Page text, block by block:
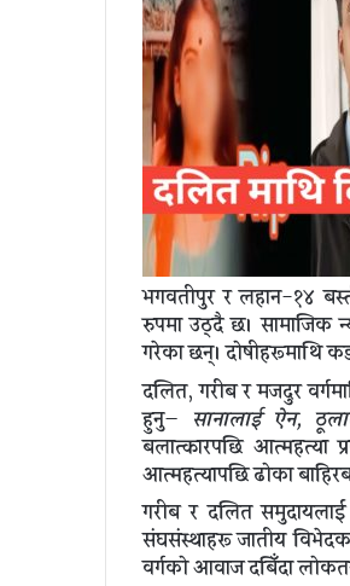
भगवतीपुर र लहान-१४
रुपमा उठ्दै छ। सामाजिक
गरेका छन्। दोषीहरूमाथि
दलित, गरीब र मजदुर
हुनु— सानालाई ऐन,
बलात्कारपछि आत्महत्या
आत्महत्यापछि ढोका
गरीब र दलित समुदायलाई
संघसंस्थाहरू जातीय
वर्गको आवाज दबिँदा